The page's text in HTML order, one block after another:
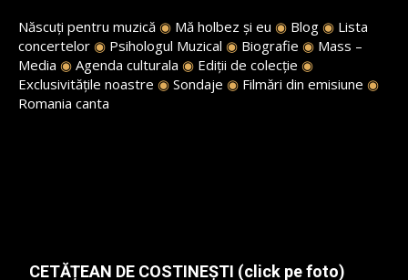
Născuți pentru muzică ◉ Mă holbez și eu ◉ Blog ◉ Lista
concertelor ◉ Psihologul Muzical ◉ Biografie ◉ Mass –
Media ◉ Agenda culturala ◉ Ediții de colecție ◉
Exclusivitățile noastre ◉ Sondaje ◉ Filmări din emisiune ◉
Romania canta
CETĂȚEAN DE COSTINEȘTI (click pe foto)